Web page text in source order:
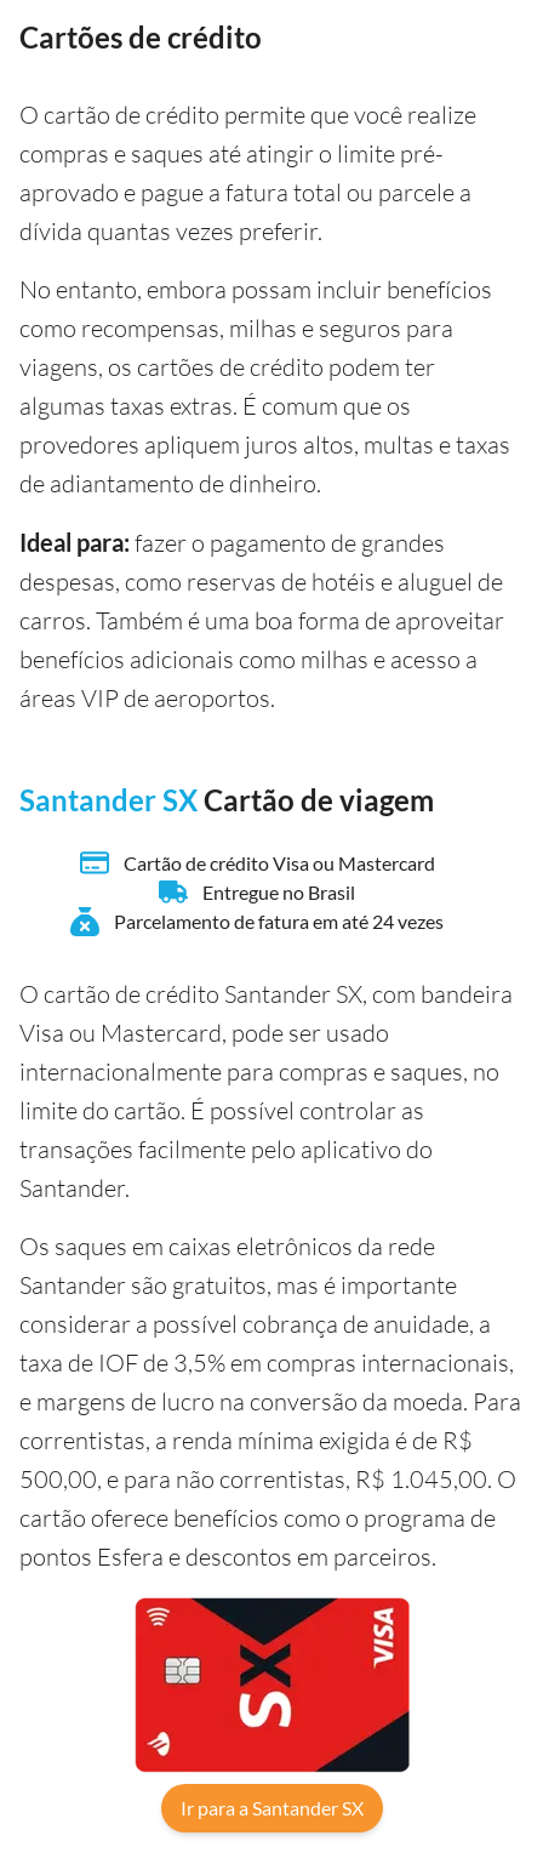
Cartões de crédito
O cartão de crédito permite que você realize
compras e saques até atingir o limite pré-
aprovado e pague a fatura total ou parcele a
dívida quantas vezes preferir.
No entanto, embora possam incluir benefícios
como recompensas, milhas e seguros para
viagens, os cartões de crédito podem ter
algumas taxas extras. É comum que os
provedores apliquem juros altos, multas e taxas
de adiantamento de dinheiro.
Ideal para: fazer o pagamento de grandes
despesas, como reservas de hotéis e aluguel de
carros. Também é uma boa forma de aproveitar
benefícios adicionais como milhas e acesso a
áreas VIP de aeroportos.
Santander SXCartão de viagem
Cartão de crédito Visa ou Mastercard
Entregue no Brasil
Parcelamento de fatura em até 24 vezes
O cartão de crédito Santander SX, com bandeira
Visa ou Mastercard, pode ser usado
internacionalmente para compras e saques, no
limite do cartão. É possível controlar as
transações facilmente pelo aplicativo do
Santander.
Os saques em caixas eletrônicos da rede
Santander são gratuitos, mas é importante
considerar a possível cobrança de anuidade, a
taxa de IOF de 3,5% em compras internacionais,
e margens de lucro na conversão da moeda. Para
correntistas, a renda mínima exigida é de R$
500,00, e para não correntistas, R$ 1.045,00. O
cartão oferece benefícios como o programa de
pontos Esfera e descontos em parceiros.
Ir para a Santander SX